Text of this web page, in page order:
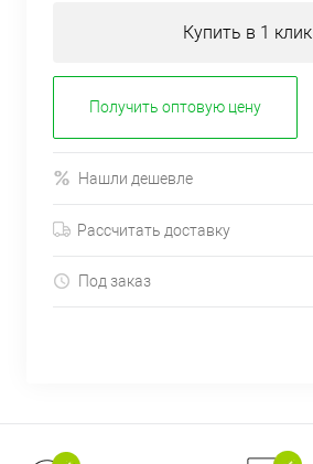
Купить в 1 клик
Получить оптовую цену
Нашли дешевле
Рассчитать доставку
Под заказ